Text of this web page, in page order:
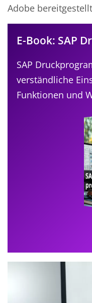
Adobe
E-Book: SAP
SAP
verständliche
Funktionen und